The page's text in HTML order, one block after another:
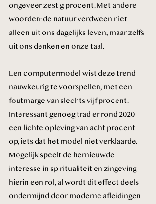
ongeveer zestig procent. Met andere
woorden: de natuur verdween niet
alleen uit ons dagelijks leven, maar zelfs
uit ons denken en onze taal.
Een computermodel wist deze trend
nauwkeurig te voorspellen, met een
foutmarge van slechts vijf procent.
Interessant genoeg trad er rond 2020
een lichte opleving van acht procent
op, iets dat het model niet verklaarde.
Mogelijk speelt de hernieuwde
interesse in spiritualiteit en zingeving
hierin een rol, al wordt dit effect deels
ondermijnd door moderne afleidingen